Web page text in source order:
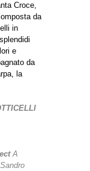
Croce,
da
in
e
da
la
A